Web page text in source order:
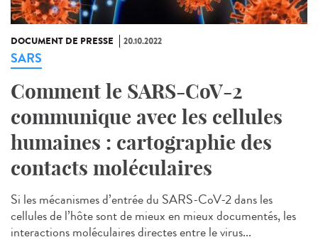
DOCUMENT DE PRESSE 20.10.2022
SARS
Comment le SARS-CoV-2
communique avec les cellules
humaines : cartographie des
contacts moléculaires
Si les mécanismes d’entrée du SARS-CoV-2 dans les
cellules de l’hôte sont de mieux en mieux documentés, les
interactions moléculaires directes entre le virus...